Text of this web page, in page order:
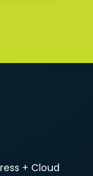
+ Cloud